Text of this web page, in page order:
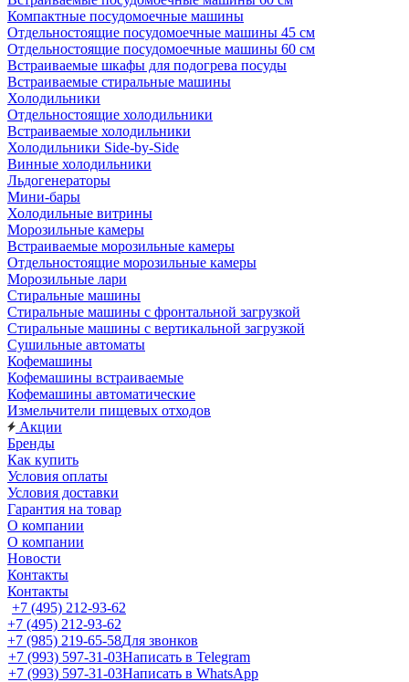
Компактные посудомоечные машины
Отдельностоящие посудомоечные машины 45 см
Отдельностоящие посудомоечные машины 60 см
Встраиваемые шкафы для подогрева посуды
Встраиваемые стиральные машины
Холодильники
Отдельностоящие холодильники
Встраиваемые холодильники
Холодильники Side-by-Side
Винные холодильники
Льдогенераторы
Мини-бары
Холодильные витрины
Морозильные камеры
Встраиваемые морозильные камеры
Отдельностоящие морозильные камеры
Морозильные лари
Стиральные машины
Стиральные машины с фронтальной загрузкой
Стиральные машины с вертикальной загрузкой
Сушильные автоматы
Кофемашины
Кофемашины встраиваемые
Кофемашины автоматические
Измельчители пищевых отходов
Акции
Бренды
Как купить
Условия оплаты
Условия доставки
Гарантия на товар
О компании
О компании
Новости
Контакты
Контакты
+7 (495) 212-93-62
+7 (495) 212-93-62
+7 (985) 219-65-58Для звонков
+7 (993) 597-31-03Написать в Telegram
+7 (993) 597-31-03Написать в WhatsApp